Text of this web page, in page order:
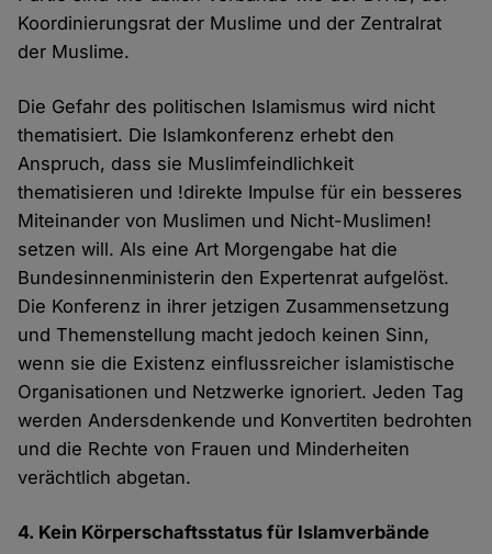
Koordinierungsrat der Muslime und der Zentralrat
der Muslime.
Die Gefahr des politischen Islamismus wird nicht
thematisiert. Die Islamkonferenz erhebt den
Anspruch, dass sie Muslimfeindlichkeit
thematisieren und !direkte Impulse für ein besseres
Miteinander von Muslimen und Nicht-Muslimen!
setzen will. Als eine Art Morgengabe hat die
Bundesinnenministerin den Expertenrat aufgelöst.
Die Konferenz in ihrer jetzigen Zusammensetzung
und Themenstellung macht jedoch keinen Sinn,
wenn sie die Existenz einflussreicher islamistische
Organisationen und Netzwerke ignoriert. Jeden Tag
werden Andersdenkende und Konvertiten bedrohten
und die Rechte von Frauen und Minderheiten
verächtlich abgetan.
4. Kein Körperschaftsstatus für Islamverbände